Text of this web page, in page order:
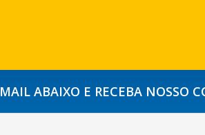
ABAIXO E RECEBA NOSSO